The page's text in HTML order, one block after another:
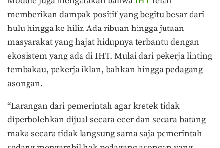
memberikan dampak positif yang begitu besar dari
hulu hingga ke hilir. Ada ribuan hingga jutaan
masyarakat yang hajat hidupnya terbantu dengan
ekosistem yang ada di IHT. Mulai dari pekerja linting
tembakau, pekerja iklan, bahkan hingga pedagang
asongan.
“Larangan dari pemerintah agar kretek tidak
diperbolehkan dijual secara ecer dan secara batang
maka secara tidak langsung sama saja pemerintah